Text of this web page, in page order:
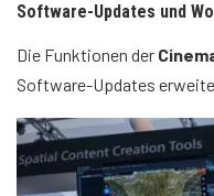
Software-Updates und
Die Funktionen der
Software-Updates